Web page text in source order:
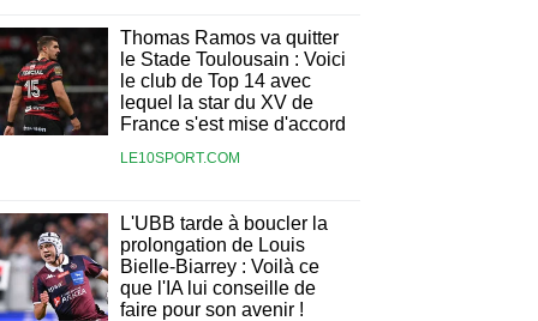
Thomas Ramos va quitter
le Stade Toulousain : Voici
le club de Top 14 avec
lequel la star du XV de
France s'est mise d'accord
LE10SPORT.COM
L'UBB tarde à boucler la
prolongation de Louis
Bielle-Biarrey : Voilà ce
que l'IA lui conseille de
faire pour son avenir !